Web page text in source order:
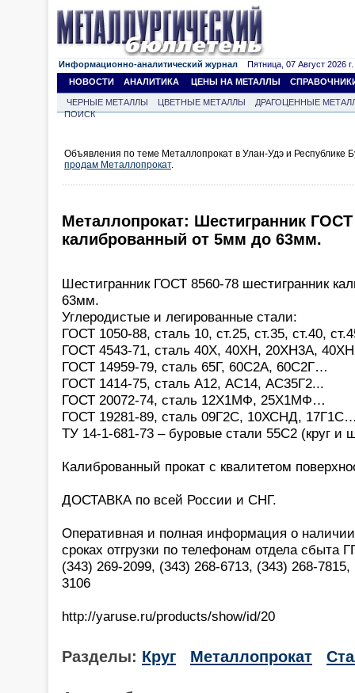
Информационно-аналитический журнал Пятница, 07 Август 2026 г.
НОВОСТИ
АНАЛИТИКА ЦЕНЫ НА МЕТАЛЛЫ
ЧЕРНЫЕ МЕТАЛЛЫ ЦВЕТНЫЕ МЕТАЛЛЫ
ДРАГОЦЕННЫЕ
ПОИСК
Объявления по теме Металлопрокат в Улан-Удэ и Республике
продам Металлопрокат.
Металлопрокат: Шестигранник ГОСТ
калиброванный от 5мм до 63мм.
Шестигранник ГОСТ 8560-78 шестигранник
63мм.
Углеродистые и легированные стали:
ГОСТ 1050-88, сталь 10, ст.25, ст.35, ст.40,
ГОСТ 4543-71, сталь 40Х, 40ХН, 20ХН3А,
ГОСТ 14959-79, сталь 65Г, 60С2А, 60С2Г…
ГОСТ 1414-75, сталь А12, АС14, АС35Г2...
ГОСТ 20072-74, сталь 12Х1МФ, 25Х1МФ…
ГОСТ 19281-89, сталь 09Г2С, 10ХСНД,
ТУ 14-1-681-73 – буровые стали 55С2 (круг и
Калиброванный прокат с квалитетом
ДОСТАВКА по всей России и СНГ.
Оперативная и полная информация о
сроках отгрузки по телефонам отдела
(343) 269-2099, (343) 268-6713, (343) 268-
3106
http://yaruse.ru/products/show/id/20
Разделы: Круг Металлопрокат